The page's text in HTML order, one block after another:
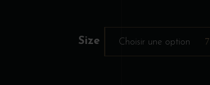
Size Choisir une option